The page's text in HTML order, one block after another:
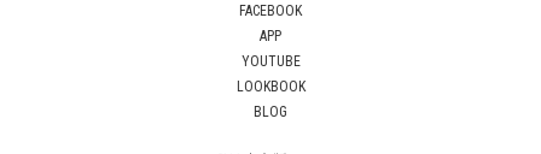
FACEBOOK
APP
YOUTUBE
LOOKBOOK
BLOG